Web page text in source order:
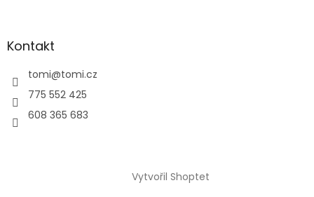
Kontakt
tomi@tomi.cz
775 552 425
608 365 683
Vytvořil Shoptet